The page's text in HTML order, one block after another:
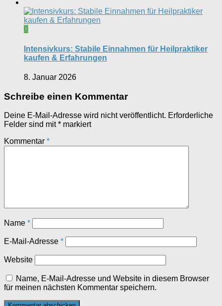
0
Intensivkurs: Stabile Einnahmen für Heilpraktiker
kaufen & Erfahrungen
8. Januar 2026
Schreibe einen Kommentar
Deine E-Mail-Adresse wird nicht veröffentlicht. Erforderliche
Felder sind mit* markiert
Kommentar *
Name *
E-Mail-Adresse *
Website
Name, E-Mail-Adresse und Website in diesem Browser
für meinen nächsten Kommentar speichern.